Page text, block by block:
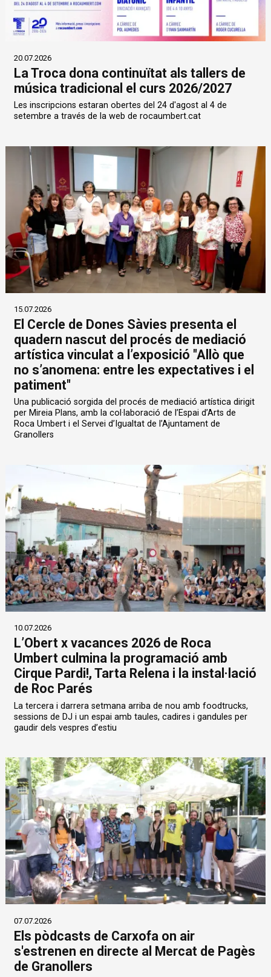
20.07.2026
La Troca dona continuïtat als tallers de
música tradicional el curs 2026/2027
Les inscripcions estaran obertes del 24 d'agost al 4 de
setembre a través de la web de rocaumbert.cat
15.07.2026
El Cercle de Dones Sàvies presenta el
quadern nascut del procés de mediació
artística vinculat a l’exposició "Allò que
no s’anomena: entre les expectatives i el
patiment"
Una publicació sorgida del procés de mediació artística dirigit
per Mireia Plans, amb la col·laboració de l’Espai d’Arts de
Roca Umbert i el Servei d’Igualtat de l’Ajuntament de
Granollers
10.07.2026
L’Obert x vacances 2026 de Roca
Umbert culmina la programació amb
Cirque Pardi!, Tarta Relena i la instal·lació
de Roc Parés
La tercera i darrera setmana arriba de nou amb foodtrucks,
sessions de DJ i un espai amb taules, cadires i gandules per
gaudir dels vespres d’estiu
07.07.2026
Els pòdcasts de Carxofa on air
s'estrenen en directe al Mercat de Pagès
de Granollers